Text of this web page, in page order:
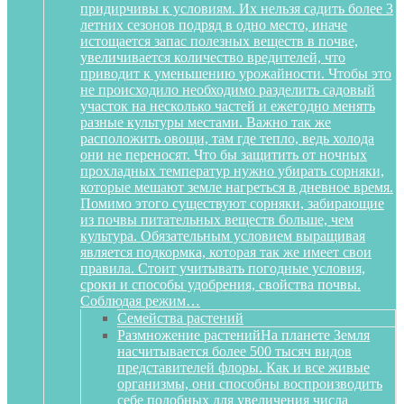
придирчивы к условиям. Их нельзя садить более 3
летних сезонов подряд в одно место, иначе
истощается запас полезных веществ в почве,
увеличивается количество вредителей, что
приводит к уменьшению урожайности. Чтобы это
не происходило необходимо разделить садовый
участок на несколько частей и ежегодно менять
разные культуры местами. Важно так же
расположить овощи, там где тепло, ведь холода
они не переносят. Что бы защитить от ночных
прохладных температур нужно убирать сорняки,
которые мешают земле нагреться в дневное время.
Помимо этого существуют сорняки, забирающие
из почвы питательных веществ больше, чем
культура. Обязательным условием выращивая
является подкормка, которая так же имеет свои
правила. Стоит учитывать погодные условия,
сроки и способы удобрения, свойства почвы.
Соблюдая режим…
Семейства растений
Размножение растенийНа планете Земля
насчитывается более 500 тысяч видов
представителей флоры. Как и все живые
организмы, они способны воспроизводить
себе подобных для увеличения числа